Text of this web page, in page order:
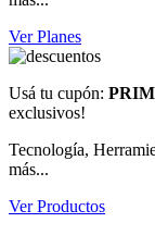
Ver Planes
Usá tu cupón:
exclusivos!
Tecnología,
más...
Ver Productos